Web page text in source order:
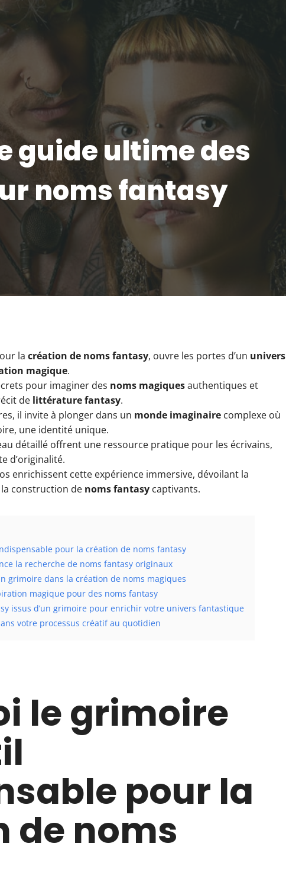
guide ultime des
noms fantasy
la création de noms fantasy, ouvre les portes d’un univers
magique.
pour imaginer des noms magiquesauthentiques et
de littérature fantasy.
il invite à plonger dans un monde imaginaire complexe où
une identité unique.
détaillé offrent une ressource pratique pour les écrivains,
d’originalité.
enrichissent cette expérience immersive, dévoilant la
construction de noms fantasy captivants.
pour la création de noms fantasy
la recherche de noms fantasy originaux
grimoire dans la création de noms magiques
magique pour des noms fantasy
issus d’un grimoire pour enrichir votre univers fantastique
votre processus créatif au quotidien
le grimoire
pour la
de noms